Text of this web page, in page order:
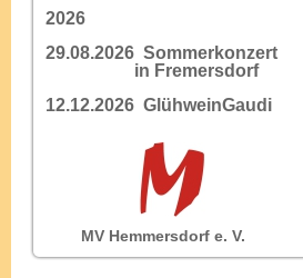
2026
29.08.2026 Sommerkonzert
in Fremersdorf
12.12.2026 GlühweinGaudi
MV Hemmersdorf e. V.